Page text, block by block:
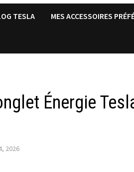
TESLA MES ACCESSOIRES
Énergie
2026